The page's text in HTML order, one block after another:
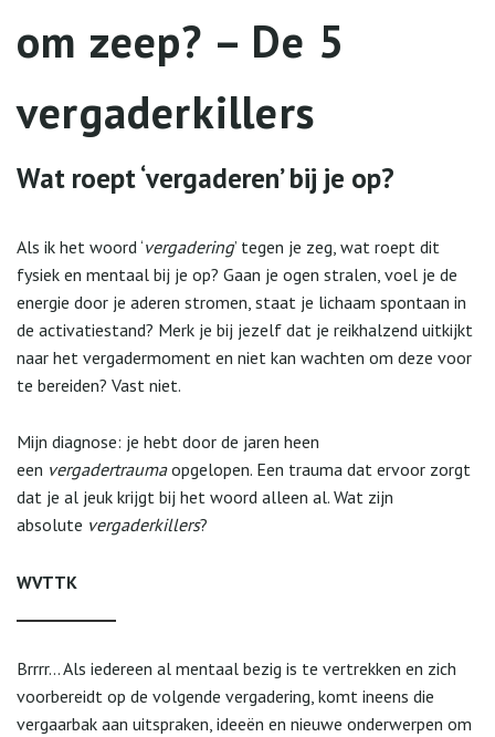
om zeep? – De 5
vergaderkillers
Wat roept ‘vergaderen’ bij je op?
Als ik het woord ‘vergadering’ tegen je zeg, wat roept dit
fysiek en mentaal bij je op? Gaan je ogen stralen, voel je de
energie door je aderen stromen, staat je lichaam spontaan in
de activatiestand? Merk je bij jezelf dat je reikhalzend uitkijkt
naar het vergadermoment en niet kan wachten om deze voor
te bereiden? Vast niet.
Mijn diagnose: je hebt door de jaren heen
een vergadertraumaopgelopen. Een trauma dat ervoor zorgt
dat je al jeuk krijgt bij het woord alleen al. Wat zijn
absolute vergaderkillers?
WVTTK
Brrrr… Als iedereen al mentaal bezig is te vertrekken en zich
voorbereidt op de volgende vergadering, komt ineens die
vergaarbak aan uitspraken, ideeën en nieuwe onderwerpen om